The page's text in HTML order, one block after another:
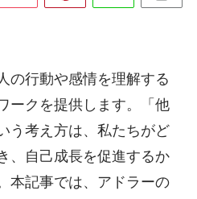
の行動や感情を理解する
ークを提供します。「他
う考え方は、私たちがど
、自己成長を促進するか
本記事では、アドラーの